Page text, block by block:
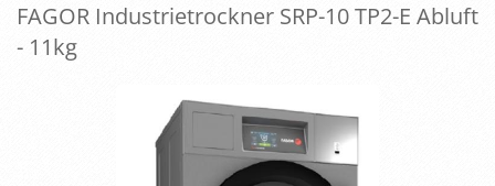
FAGOR In­dus­trie­trock­ner SRP-​10 TP2-E Ab­luft
- 11kg